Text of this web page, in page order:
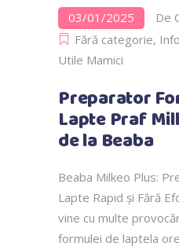
03/01/2025 De
Fără categorie,
Utile Mamici
Preparator
Lapte Praf
de la Beaba
Beaba Milkeo Plus:
Lapte Rapid și Fără
vine cu multe
formulei de laptela